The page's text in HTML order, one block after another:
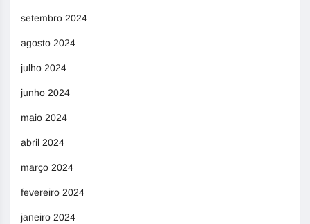
setembro 2024
agosto 2024
julho 2024
junho 2024
maio 2024
abril 2024
março 2024
fevereiro 2024
janeiro 2024